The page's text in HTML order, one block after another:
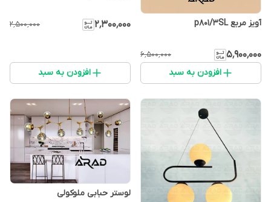
آویز مربع p801/3SL
۵٬۹۰۰٬۰۰۰ ۶٬۵۰۰٬۰۰۰
افزودن به سبد
۲٬۳۰۰٬۰۰۰ ۲٬۵۰۰٬۰۰۰
افزودن به سبد
لوستر حبابی ملوکولی